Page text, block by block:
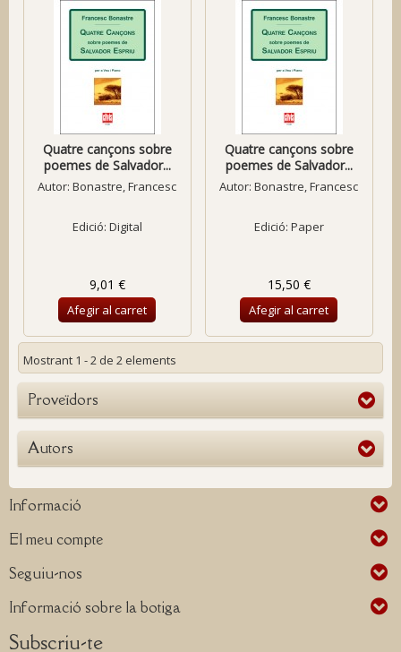
Quatre cançons sobre
poemes de Salvador...
Autor:Bonastre, Francesc
Edició: Digital
9,01 €
Afegir al carret
Quatre cançons sobre
poemes de Salvador...
Autor:Bonastre, Francesc
Edició: Paper
15,50 €
Afegir al carret
Mostrant 1 - 2 de 2 elements
Proveïdors
Autors
Informació
El meu compte
Seguiu-nos
Informació sobre la botiga
Subscriu-te